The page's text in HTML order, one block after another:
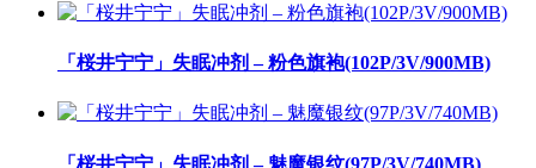
「桜井宁宁」失眠冲剂 – 粉色旗袍(102P/3V/900MB)
「桜井宁宁」失眠冲剂 – 魅魔银纹(97P/3V/740MB)